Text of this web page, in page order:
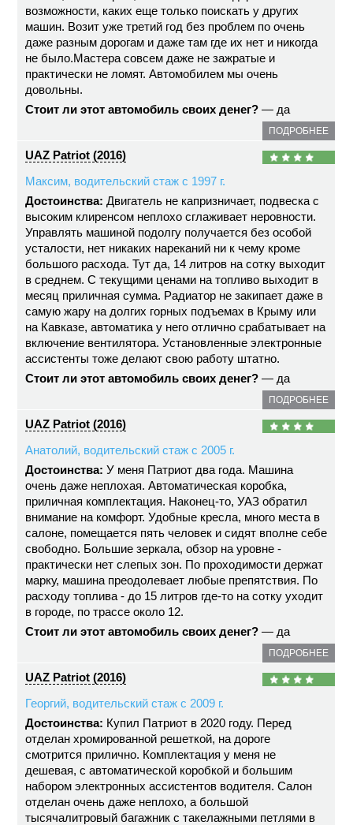
возможности, каких еще только поискать у других
машин. Возит уже третий год без проблем по очень
даже разным дорогам и даже там где их нет и никогда
не было.Мастера совсем даже не зажратые и
практически не ломят. Автомобилем мы очень
довольны.
Стоит ли этот автомобиль своих денег? — да
ПОДРОБНЕЕ
UAZ Patriot (2016)
Максим, водительский стаж с 1997 г.
Достоинства: Двигатель не капризничает, подвеска с
высоким клиренсом неплохо сглаживает неровности.
Управлять машиной подолгу получается без особой
усталости, нет никаких нареканий ни к чему кроме
большого расхода. Тут да, 14 литров на сотку выходит
в среднем. С текущими ценами на топливо выходит в
месяц приличная сумма. Радиатор не закипает даже в
самую жару на долгих горных подъемах в Крыму или
на Кавказе, автоматика у него отлично срабатывает на
включение вентилятора. Установленные электронные
ассистенты тоже делают свою работу штатно.
Стоит ли этот автомобиль своих денег? — да
ПОДРОБНЕЕ
UAZ Patriot (2016)
Анатолий, водительский стаж с 2005 г.
Достоинства: У меня Патриот два года. Машина
очень даже неплохая. Автоматическая коробка,
приличная комплектация. Наконец-то, УАЗ обратил
внимание на комфорт. Удобные кресла, много места в
салоне, помещается пять человек и сидят вполне себе
свободно. Большие зеркала, обзор на уровне -
практически нет слепых зон. По проходимости держат
марку, машина преодолевает любые препятствия. По
расходу топлива - до 15 литров где-то на сотку уходит
в городе, по трассе около 12.
Стоит ли этот автомобиль своих денег? — да
ПОДРОБНЕЕ
UAZ Patriot (2016)
Георгий, водительский стаж с 2009 г.
Достоинства: Купил Патриот в 2020 году. Перед
отделан хромированной решеткой, на дороге
смотрится прилично. Комплектация у меня не
дешевая, с автоматической коробкой и большим
набором электронных ассистентов водителя. Салон
отделан очень даже неплохо, а большой
тысячалитровый багажник с такелажными петлями в